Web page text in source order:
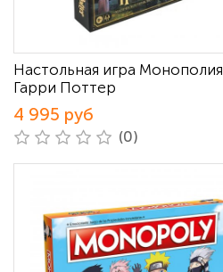
Настольная игра Монополия
Гарри Поттер
4 995 руб
(0)